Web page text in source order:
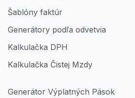
Šablóny faktúr
Generátory podľa odvetvia
Kalkulačka DPH
Kalkulačka Čistej Mzdy
Generátor Výplatných Pások